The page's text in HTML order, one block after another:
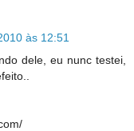
às 12:51
dele, eu nunc testei,